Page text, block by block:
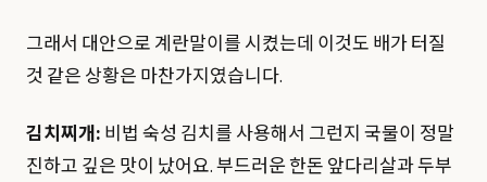
그래서 대안으로 계란말이를 시켰는데 이것도 배가 터질
것 같은 상황은 마찬가지였습니다.
김치찌개: 비법 숙성 김치를 사용해서 그런지 국물이 정말
진하고 깊은 맛이 났어요. 부드러운 한돈 앞다리살과 두부